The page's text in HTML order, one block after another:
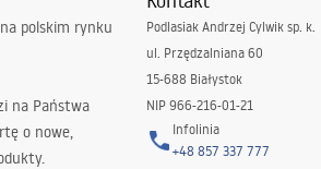
polskim rynku
na Państwa
o nowe,
Podlasiak Andrzej Cylwik sp. k.
ul. Przędzalniana 60
15-688 Białystok
NIP 966-216-01-21
Infolinia
+48 857 337 777